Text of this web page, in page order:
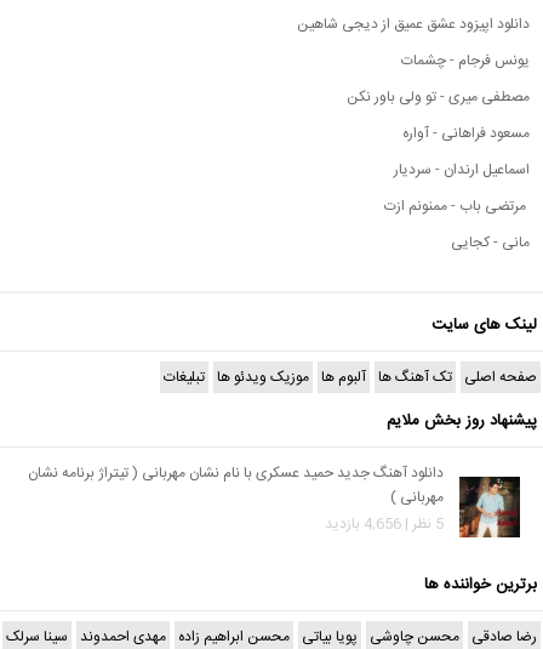
دانلود اپیزود عشق عمیق از دیجی شاهین
یونس فرجام - چشمات
مصطفی میری - تو ولی باور نکن
مسعود فراهانی - آواره
اسماعیل ارندان - سردیار
مرتضی باب - ممنونم ازت
مانی - کجایی
لینک های سایت
صفحه اصلی تک آهنگ ها آلبوم ها موزیک ویدئو ها تبلیغات
پیشنهاد روز بخش ملایم
دانلود آهنگ جدید حمید عسکری با نام نشان مهربانی ( تیتراژ برنامه نشان
مهربانی )
5 نظر | 4,656 بازدید
برترین خواننده ها
رضا صادقی محسن چاوشی پویا بیاتی محسن ابراهیم زاده مهدی احمدوند سینا سرلک